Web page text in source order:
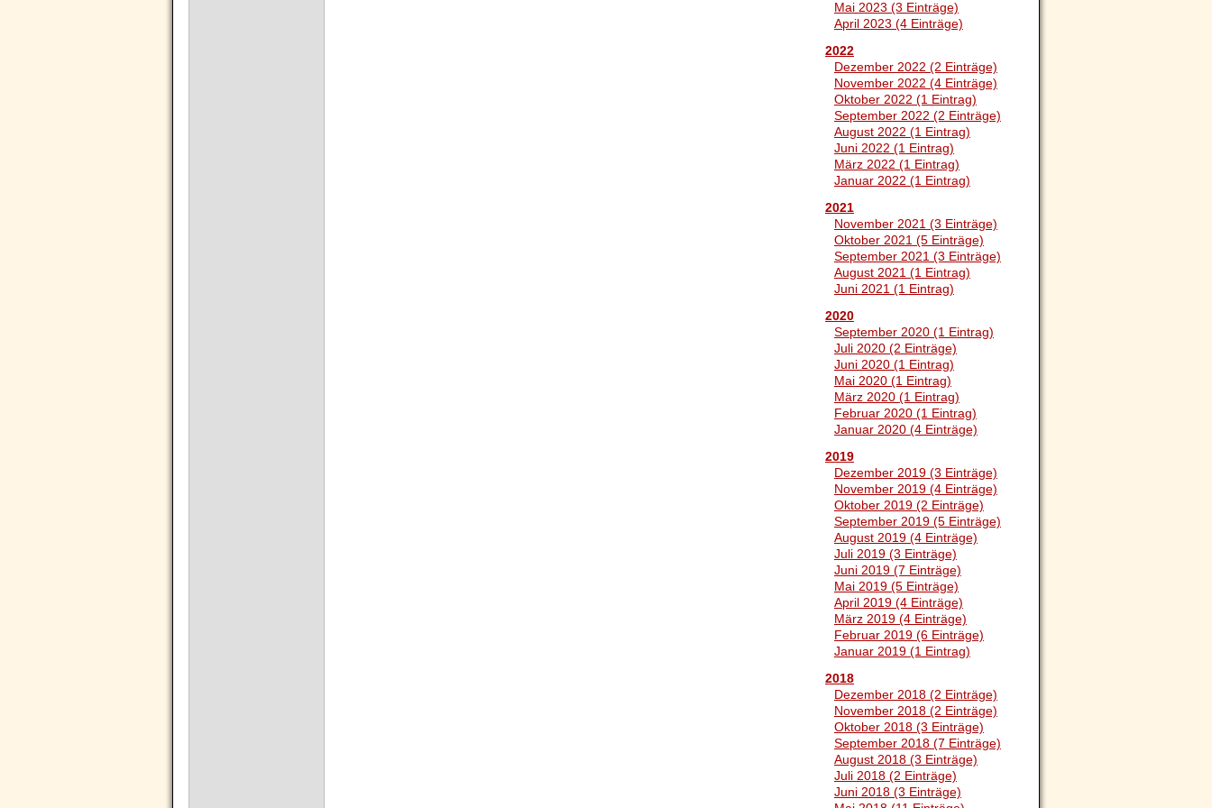
Mai 2023 (3 Einträge)
April 2023 (4 Einträge)
2022
Dezember 2022 (2 Einträge)
November 2022 (4 Einträge)
Oktober 2022 (1 Eintrag)
September 2022 (2 Einträge)
August 2022 (1 Eintrag)
Juni 2022 (1 Eintrag)
März 2022 (1 Eintrag)
Januar 2022 (1 Eintrag)
2021
November 2021 (3 Einträge)
Oktober 2021 (5 Einträge)
September 2021 (3 Einträge)
August 2021 (1 Eintrag)
Juni 2021 (1 Eintrag)
2020
September 2020 (1 Eintrag)
Juli 2020 (2 Einträge)
Juni 2020 (1 Eintrag)
Mai 2020 (1 Eintrag)
März 2020 (1 Eintrag)
Februar 2020 (1 Eintrag)
Januar 2020 (4 Einträge)
2019
Dezember 2019 (3 Einträge)
November 2019 (4 Einträge)
Oktober 2019 (2 Einträge)
September 2019 (5 Einträge)
August 2019 (4 Einträge)
Juli 2019 (3 Einträge)
Juni 2019 (7 Einträge)
Mai 2019 (5 Einträge)
April 2019 (4 Einträge)
März 2019 (4 Einträge)
Februar 2019 (6 Einträge)
Januar 2019 (1 Eintrag)
2018
Dezember 2018 (2 Einträge)
November 2018 (2 Einträge)
Oktober 2018 (3 Einträge)
September 2018 (7 Einträge)
August 2018 (3 Einträge)
Juli 2018 (2 Einträge)
Juni 2018 (3 Einträge)